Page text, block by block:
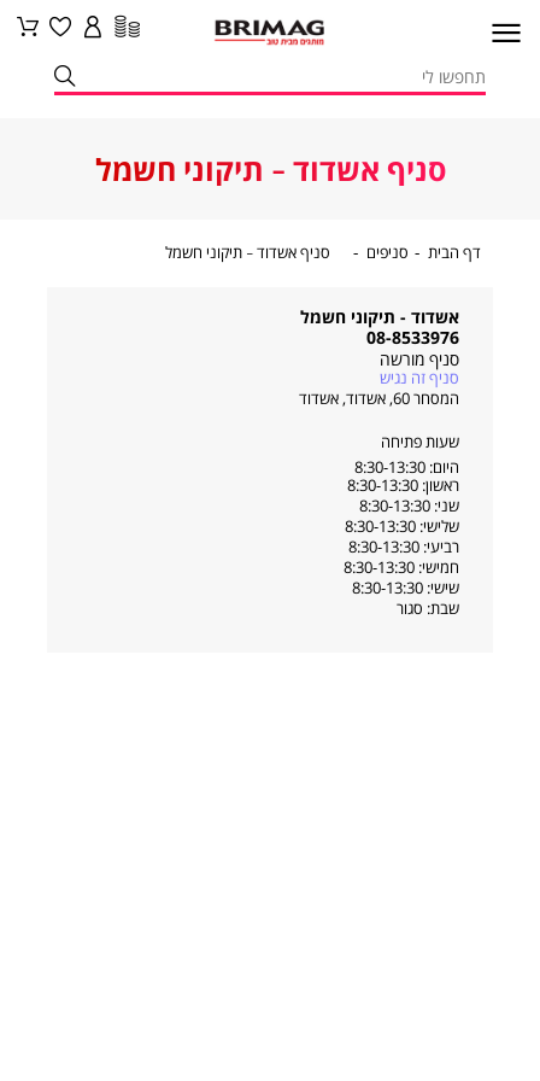
סניף אשדוד - תיקוני חשמל
דף הבית דף סניפים סניפיםסניף אשדוד - תיקוני חשמל
אשדוד - תיקוני חשמל
08-8533976
סניף מורשה
סניף זה נגיש
המסחר 60, אשדוד
,אשדוד
שעות פתיחה
היום: 8:30-13:30
ראשון: 8:30-13:30
שני: 8:30-13:30
שלישי: 8:30-13:30
רביעי: 8:30-13:30
חמישי: 8:30-13:30
שישי: 8:30-13:30
שבת: סגור